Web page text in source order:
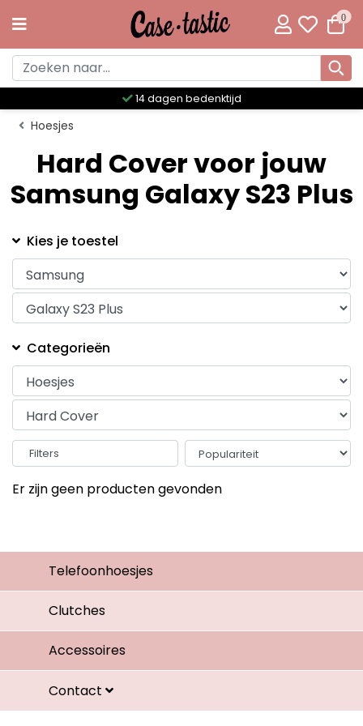
0
14 dagen bedenktijd
Hoesjes
Hard Cover voor jouw
Samsung Galaxy S23 Plus
Kies je toestel
Categorieën
Filters
Er zijn geen producten gevonden
Telefoonhoesjes
Clutches
Accessoires
Contact